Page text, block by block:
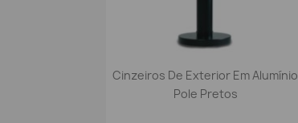
Vista rápida
Cinzeiros De Exterior Em Alumínio
Pole Pretos